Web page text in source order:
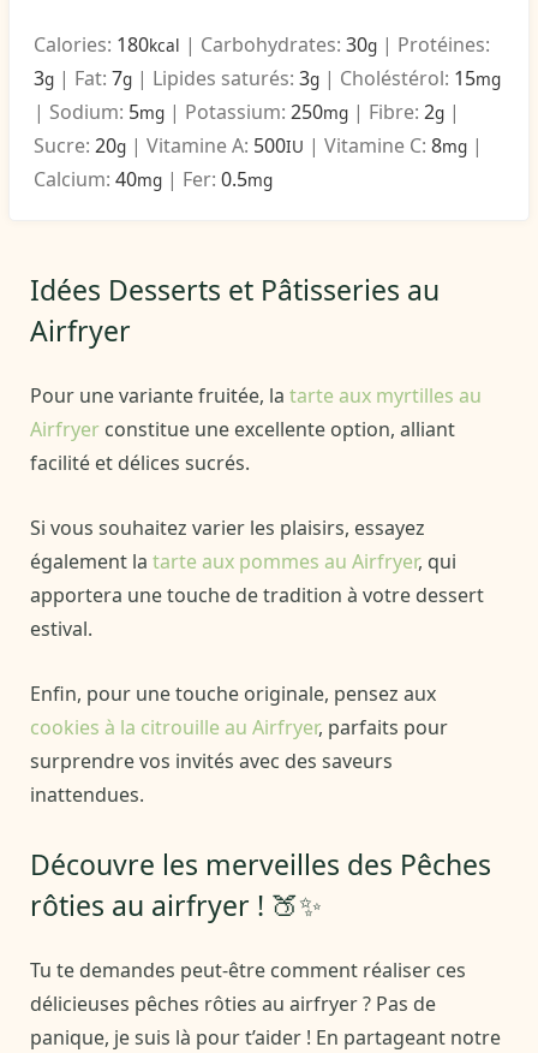
Calories: 180kcal | Carbohydrates: 30g | Protéines:
3g | Fat: 7g | Lipides saturés: 3g | Choléstérol: 15mg
| Sodium: 5mg | Potassium: 250mg | Fibre: 2g |
Sucre: 20g | Vitamine A: 500IU | Vitamine C: 8mg |
Calcium: 40mg | Fer: 0.5mg
Idées Desserts et Pâtisseries au
Airfryer
Pour une variante fruitée, la tarte aux myrtilles au
Airfryer constitue une excellente option, alliant
facilité et délices sucrés.
Si vous souhaitez varier les plaisirs, essayez
également la tarte aux pommes au Airfryer, qui
apportera une touche de tradition à votre dessert
estival.
Enfin, pour une touche originale, pensez aux
cookies à la citrouille au Airfryer, parfaits pour
surprendre vos invités avec des saveurs
inattendues.
Découvre les merveilles des Pêches
rôties au airfryer ! 🍑✨
Tu te demandes peut-être comment réaliser ces
délicieuses pêches rôties au airfryer ? Pas de
panique, je suis là pour t’aider ! En partageant notre